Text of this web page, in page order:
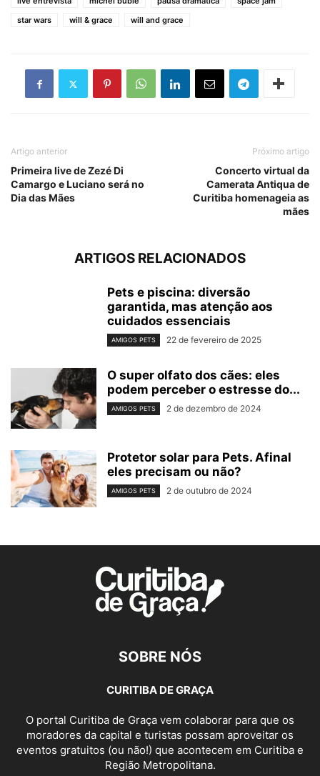
star wars
will & grace will and grace
Artigo anterior
Primeira live de Zezé Di
Camargo e Luciano será no
Dia das Mães
Próximo artigo
Concerto virtual da
Camerata Antiqua de
Curitiba homenageia as
mães
ARTIGOS RELACIONADOS
Pets e piscina: diversão
garantida, mas atenção aos
cuidados essenciais
AMIGOS PETS 22 de fevereiro de 2025
O super olfato dos cães: eles
podem perceber o estresse do...
AMIGOS PETS 2 de dezembro de 2024
Protetor solar para Pets. Afinal
eles precisam ou não?
AMIGOS PETS 2 de outubro de 2024
SOBRE NÓS
CURITIBA DE GRAÇA
O portal Curitiba de Graça vem colaborar para que os
moradores da capital e turistas possam aproveitar os
eventos gratuitos (ou não!) que acontecem em Curitiba e
Região Metropolitana.